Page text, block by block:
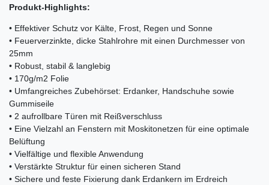
Produkt-Highlights:
• Effektiver Schutz vor Kälte, Frost, Regen und Sonne
• Feuerverzinkte, dicke Stahlrohre mit einen Durchmesser von
25mm
• Robust, stabil & langlebig
• 170g/m2 Folie
• Umfangreiches Zubehörset: Erdanker, Handschuhe sowie
Gummiseile
• 2 aufrollbare Türen mit Reißverschluss
• Eine Vielzahl an Fenstern mit Moskitonetzen für eine optimale
Belüftung
• Vielfältige und flexible Anwendung
• Verstärkte Struktur für einen sicheren Stand
• Sichere und feste Fixierung dank Erdankern im Erdreich